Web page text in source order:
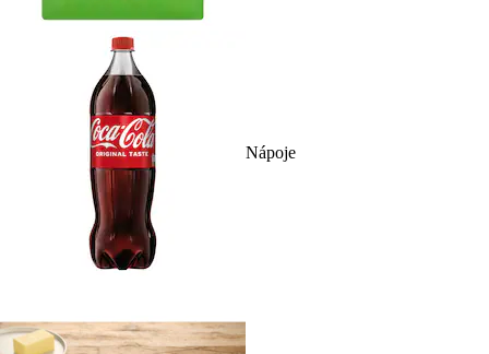
Nápoje